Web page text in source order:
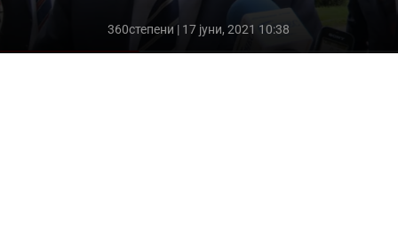
360степени | 17 јуни, 2021 10:38